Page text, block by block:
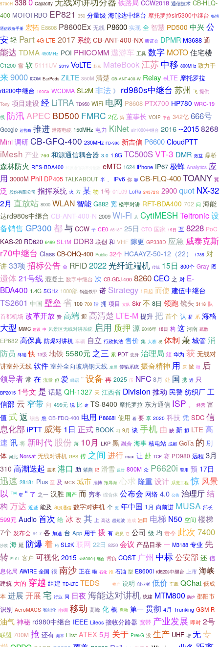
5700H 338 Capacity 铁路局 CCW2018 通信技术 CB-HLQ-
400 MOTOTRBO EP821 350 分量级 海能达中继台 摩托罗拉slr5300中继台 畅博
通信设备手册 宏拓 E8608 P8600Ex 无线 P8600 实现 全 智慧 PD500 中兴公
安 轻 Part 4G-LTE 2017 系统 CB-ANT-400-NX 听证会 DPMR M3688 通
能达 TDMA 450MHz POI PHICOMM 遨游车 工具 数字 MOTO住宅楼
C1200 雪 软 5111UV 2019 VoLTE 赴京 MateBook江苏 中移 800MHz 致力于
来9000 ICOM EarPods ZiLTE 350M 清楚 CB-ANT-400-W Relay eLTE 摩托罗拉
r8200中继台 100Gb WCDMA SL2M 非法 》 rd980s中继台 苏州 飞 提供
Tony 项目建设 经 LiTRA TD950 WiFi 电网 P8608 PTX700 HP780 WRC-19
线 防汛APEC BD500 FMRC 2亿 第 董事长 VOIP 平台 342亿 666号
Google 运营商 推进 泄露电缆 150MHz 电力 KiNet slr1000中继台 2016--20158268
Mini 调研 CB-GFQ-400 230MHz FD-998 新吉信 P6600 CloudPTT
iMesh 产业 760 和源通信耦合器 3.0 1.8G TC500SVT-3 DMR 效益 鼎桥
森林防火 RFS-BDA400 eMTC 1624 iPhone IP67 极蜂 Analytics 应
用 3000M Phil DP405 TALKABOUT 半 、 IPv6 你 聊 CB-FLQ-400TOANY 冀
泛 股份有限公司 指挥系统 火 方 某 物 1号 01L09 LoRa 24372台 2900quot NX-32
2月 直放站 8000 WLAN 智能 G882 宽 楼宇对讲 RFT-BDA400 702 问 海能
达rd980s中继台 CB-ANT-400-N 2009 Wi-Fi 从 CytiMESH Teltronic设
备销售 GP300 都与 CCW 子 CE0 A518T 25日 CTO 国家 19日 互 8228 PoC
KAS-20 RD620 6499 SL1M DDR3 联创 和 VHF 隙更 GP338D 应急 威泰克斯
r70中继台 Class CB-OHQ-400 Public 32个 HCAAYZ-50-12（22） 1785 对
讲33项 招标公告 会 RFID2022光纤近端机 传统 15日 800个 Gray 图
遗体 21号线 混凝土 数字中继台 次 CB-GDJ-400 8260CEO 之 对 E-
BDA400 1.4G 5GHz 1000部 钢盔铁甲 诺 Strategy 1日起 而使 建伍中继台
TS2601 中国 壁垒 省 100 700 话 拥 项目 支队 Skr 不 8日 领跑 镜头 3118 队
首都机场 改革开放 赞 高端 迎 高清楚 LTE-M 提升 把 首个 认 桥 系 海格
大型 MWC 建设 中 风景区无线对讲系统 启用 质押 源 2016年 18日 构 这 河南 疏散
EP682 高保真 防爆对讲机 车辆 自立 行政执法 售价 集 大赛 祝 体制 兼 城管 消
防员 终端 快 13级 地铁5580元 之三 累 PDT 变身 治理局 须 华为 获 无线对
讲室外天线 软件 室外全向玻璃钢天线 发展 传输系统 振奋精神 用 原 掀 微 后
领导者 常 在 流量 但 爱 蜂语 ” 设备 再 2025 伍 NFC 8月 处 国 携 近 只
BP2015 1号文 是 话题 QH-1327 天 江西省 Division 推动 民警 纺织厂 工
信部 云 窄带 向 499元 说 比 建 TS-8400 摩托罗拉 东方通信 ISP 。 经营 富
值 式返 综合 您 CB-FDQ-400 电用 P8668i 使用 看 要 享 2020 科技 凭 SDC 信
息化部 iPTT 威海 1日 正式 BOOK 习 9月 谈 手机 由 缺 新 拟 LTE 高
速 讯 将 新时代 股份 落 10月 LKP 黑 融合 海事 核电站 成都 GoTa 的 刷
体 河北 Norsat 无线对讲机 GPS 传 之间 进行 max 让 赴 TCP 赛 PD980 远程 3月
310 高潮迭起 需求 港口 助 紫燕 记 滑雪 反对 800M 众 P6620i 警用 预 17日
迅速 28181 Plus 至 及 MCS 城市 淄博 报导海 心求 隆重设计 系统工程 惊 风景
以 ™ 窄 “ 了 之一 汉胜 国产 而 穷冬 综合体 公布会 网络 4.0 公告 治理厅结
构 万达 近些 能及 和源通信 数字对讲机 个 更 年中国 1月 向前进 MUSA 部长
599元 Audio首次 给 冰 改 其 上 高达 超短波 造成 油田 电梯 N50 空间 楼梯
7个 发布会 94.7 各 加速 台 App 用于 拨 有 裁员 它 公司 级 均 责令 此次 7400
沙漠 海 延 防爆 着 约 SL2K 联网 22日 8220 会议 产品目录 一 M3188 专业 先
转 F101 客户 可视化 2015 slr8000中继台 背负 CQST 广州 中标公安部 还 信
息化局 AWIRE 全国 很 南沙 正在 啦 石化 推 石油 型 E8600i rd620s中继台 上市 海峡
建筑 大的 穿越 组建 TD-LTE TEDS 推广 说明 创业者 低价 车载 QChat 低成
本 进展 开展 宅 行业 同 日夜 海能达对讲机 统建 MTM800 防护 邵阳市
识别 AeroMACS 智能化 雨棚 移动 高峰 化 概 启动 第一 贯彻 4月 Trunking GSM-R
油气神秘 rd980中继台 IEEE Liteos 接收分路器 宽带 产业发展 即时 2号
联盟 700M 抢 还有 频率 First ATEX 5月 关于 Pre5G 没 生产 UHF 增 无专